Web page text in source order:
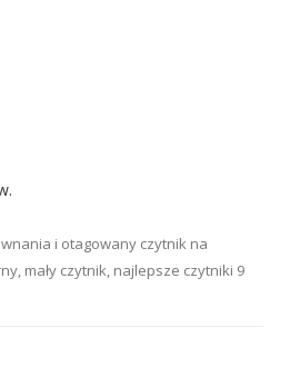
i otagowany czytnik na
, mały czytnik, najlepsze czytniki 9